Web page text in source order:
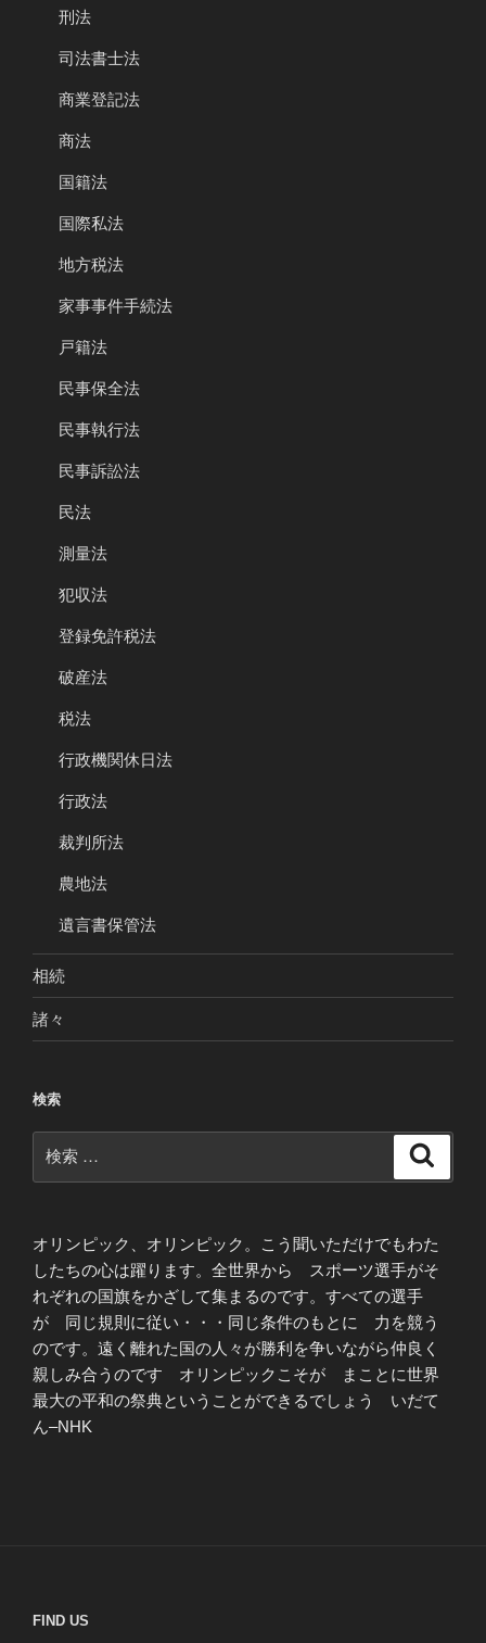
刑法
司法書士法
商業登記法
商法
国籍法
国際私法
地方税法
家事事件手続法
戸籍法
民事保全法
民事執行法
民事訴訟法
民法
測量法
犯収法
登録免許税法
破産法
税法
行政機関休日法
行政法
裁判所法
農地法
遺言書保管法
相続
諸々
検索
索:
オリンピック、オリンピック。こう聞いただけでもわた
したちの心は躍ります。全世界から スポーツ選手がそ
れぞれの国旗をかざして集まるのです。すべての選手
が 同じ規則に従い・・・同じ条件のもとに 力を競う
のです。遠く離れた国の人々が勝利を争いながら仲良く
親しみ合うのです オリンピックこそが まことに世界
最大の平和の祭典ということができるでしょう いだて
ん–NHK
FIND US